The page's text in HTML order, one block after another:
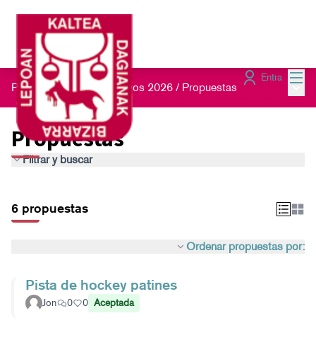
Entra
Presupuestos Participativos 2026 / Propuestas
Propuestas
Filtrar y buscar
6 propuestas
Ordenar propuestas por:
Pista de hockey patines
Jon 0 0 Aceptada